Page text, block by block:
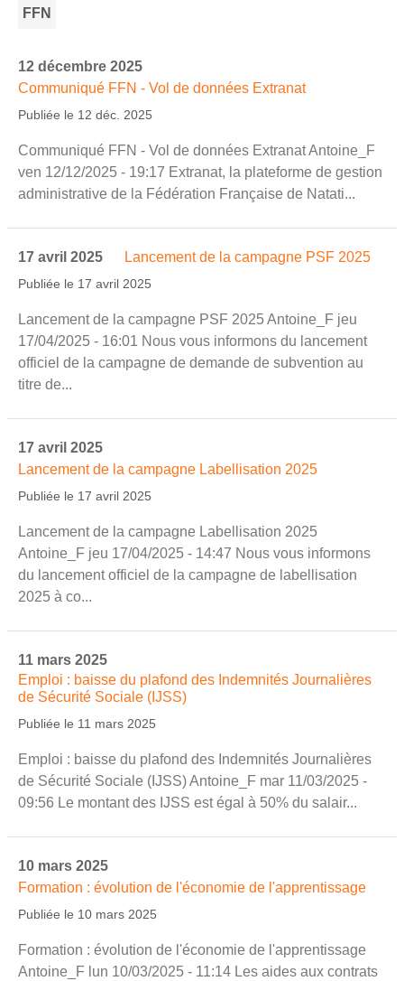
FFN
12 décembre 2025
Communiqué FFN - Vol de données Extranat
Publiée le 12 déc. 2025
Communiqué FFN - Vol de données Extranat Antoine_F
ven 12/12/2025 - 19:17 Extranat, la plateforme de gestion
administrative de la Fédération Française de Natati...
17 avril 2025 Lancement de la campagne PSF 2025
Publiée le 17 avril 2025
Lancement de la campagne PSF 2025 Antoine_F jeu
17/04/2025 - 16:01 Nous vous informons du lancement
officiel de la campagne de demande de subvention au
titre de...
17 avril 2025
Lancement de la campagne Labellisation 2025
Publiée le 17 avril 2025
Lancement de la campagne Labellisation 2025
Antoine_F jeu 17/04/2025 - 14:47 Nous vous informons
du lancement officiel de la campagne de labellisation
2025 à co...
11 mars 2025
Emploi : baisse du plafond des Indemnités Journalières
de Sécurité Sociale (IJSS)
Publiée le 11 mars 2025
Emploi : baisse du plafond des Indemnités Journalières
de Sécurité Sociale (IJSS) Antoine_F mar 11/03/2025 -
09:56 Le montant des IJSS est égal à 50% du salair...
10 mars 2025
Formation : évolution de l'économie de l'apprentissage
Publiée le 10 mars 2025
Formation : évolution de l'économie de l'apprentissage
Antoine_F lun 10/03/2025 - 11:14 Les aides aux contrats